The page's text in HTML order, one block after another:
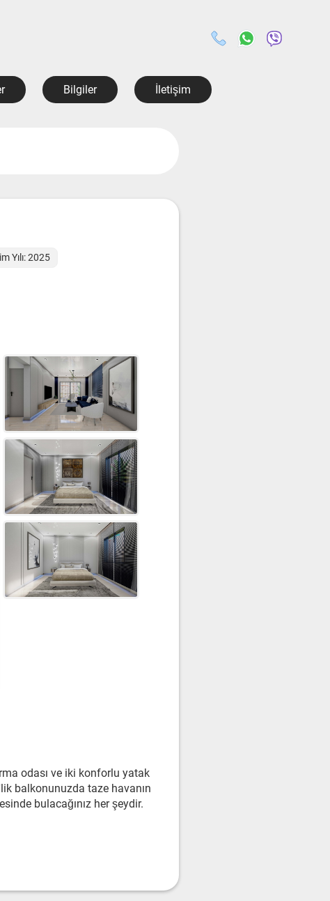
Bilgiler İletişim
Yılı: 2025
odası ve iki konforlu yatak
balkonunuzda taze havanın
bulacağınız her şeydir.